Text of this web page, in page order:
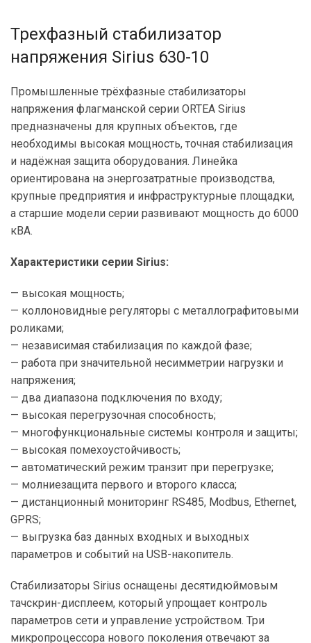
Трехфазный стабилизатор
напряжения Sirius 630-10
Промышленные трёхфазные стабилизаторы
напряжения флагманской серии ORTEA Sirius
предназначены для крупных объектов, где
необходимы высокая мощность, точная стабилизация
и надёжная защита оборудования. Линейка
ориентирована на энергозатратные производства,
крупные предприятия и инфраструктурные площадки,
а старшие модели серии развивают мощность до 6000
кВА.
Характеристики серии Sirius:
— высокая мощность;
— коллоновидные регуляторы с металлографитовыми
роликами;
— независимая стабилизация по каждой фазе;
— работа при значительной несимметрии нагрузки и
напряжения;
— два диапазона подключения по входу;
— высокая перегрузочная способность;
— многофункциональные системы контроля и защиты;
— высокая помехоустойчивость;
— автоматический режим транзит при перегрузке;
— молниезащита первого и второго класса;
— дистанционный мониторинг RS485, Modbus, Ethernet,
GPRS;
— выгрузка баз данных входных и выходных
параметров и событий на USB-накопитель.
Стабилизаторы Sirius оснащены десятидюймовым
тачскрин-дисплеем, который упрощает контроль
параметров сети и управление устройством. Три
микропроцессора нового поколения отвечают за